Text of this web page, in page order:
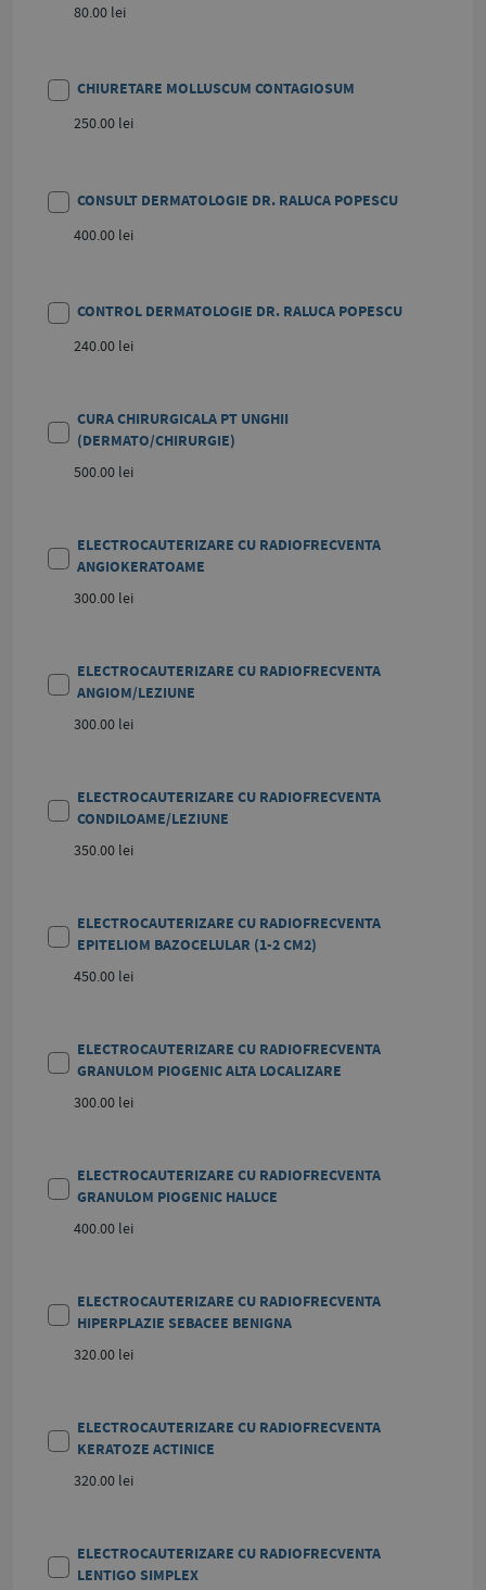
80.00 lei
CHIURETARE MOLLUSCUM CONTAGIOSUM
250.00 lei
CONSULT DERMATOLOGIE DR. RALUCA POPESCU
400.00 lei
CONTROL DERMATOLOGIE DR. RALUCA POPESCU
240.00 lei
CURA CHIRURGICALA PT UNGHII
(DERMATO/CHIRURGIE)
500.00 lei
ELECTROCAUTERIZARE CU RADIOFRECVENTA
ANGIOKERATOAME
300.00 lei
ELECTROCAUTERIZARE CU RADIOFRECVENTA
ANGIOM/LEZIUNE
300.00 lei
ELECTROCAUTERIZARE CU RADIOFRECVENTA
CONDILOAME/LEZIUNE
350.00 lei
ELECTROCAUTERIZARE CU RADIOFRECVENTA
EPITELIOM BAZOCELULAR (1-2 CM2)
450.00 lei
ELECTROCAUTERIZARE CU RADIOFRECVENTA
GRANULOM PIOGENIC ALTA LOCALIZARE
300.00 lei
ELECTROCAUTERIZARE CU RADIOFRECVENTA
GRANULOM PIOGENIC HALUCE
400.00 lei
ELECTROCAUTERIZARE CU RADIOFRECVENTA
HIPERPLAZIE SEBACEE BENIGNA
320.00 lei
ELECTROCAUTERIZARE CU RADIOFRECVENTA
KERATOZE ACTINICE
320.00 lei
ELECTROCAUTERIZARE CU RADIOFRECVENTA
LENTIGO SIMPLEX